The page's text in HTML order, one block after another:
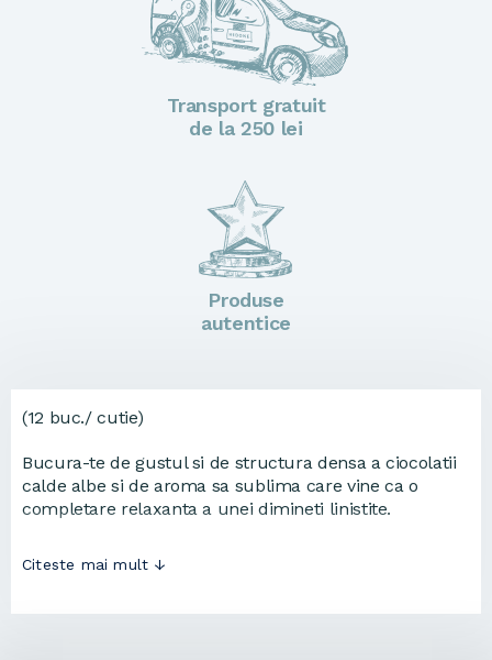
Transport gratuit
de la 250 lei
Produse
autentice
(12 buc./ cutie)
Bucura-te de gustul si de structura densa a ciocolatii
calde albe si de aroma sa sublima care vine ca o
completare relaxanta a unei dimineti linistite.
Citeste mai mult ↓